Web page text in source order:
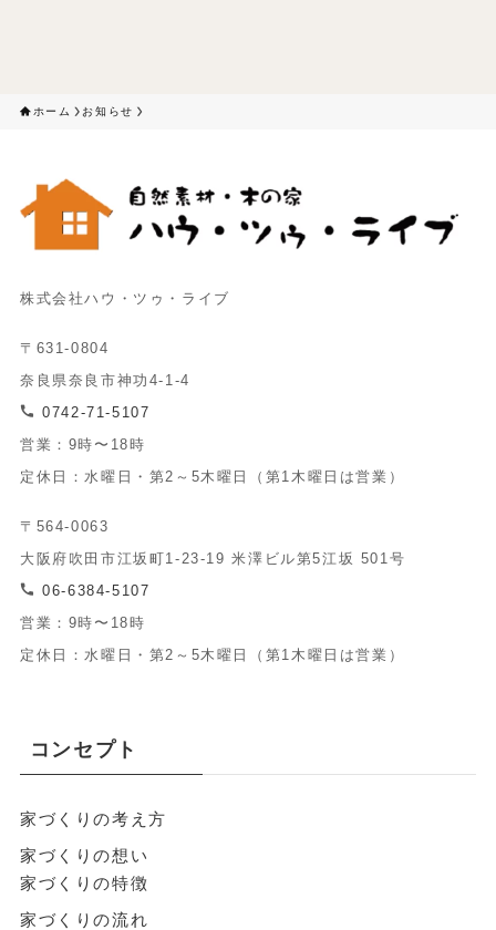
ホーム お知らせ
株式会社ハウ・ツゥ・ライブ
〒631-0804
奈良県奈良市神功4-1-4
0742-71-5107
営業：9時〜18時
定休日：水曜日・第2～5木曜日（第1木曜日は営業）
〒564-0063
大阪府吹田市江坂町1-23-19 米澤ビル第5江坂 501号
06-6384-5107
営業：9時〜18時
定休日：水曜日・第2～5木曜日（第1木曜日は営業）
コンセプト
家づくりの考え方
家づくりの想い
家づくりの特徴
家づくりの流れ